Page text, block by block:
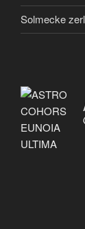
Solmecke